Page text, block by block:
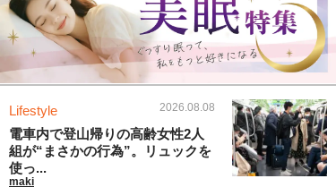
Lifestyle 2026.08.08
電車内で登山帰りの高齢女性2人
組が“まさかの行為”。リュックを
使っ...
maki